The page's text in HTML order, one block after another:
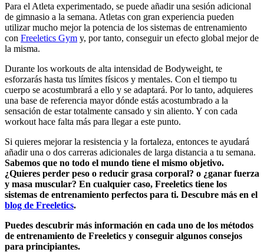
Para el Atleta experimentado, se puede añadir una sesión adicional
de gimnasio a la semana. Atletas con gran experiencia pueden
utilizar mucho mejor la potencia de los sistemas de entrenamiento
con Freeletics Gym y, por tanto, conseguir un efecto global mejor de
la misma.
Durante los workouts de alta intensidad de Bodyweight, te
esforzarás hasta tus límites físicos y mentales. Con el tiempo tu
cuerpo se acostumbrará a ello y se adaptará. Por lo tanto, adquieres
una base de referencia mayor dónde estás acostumbrado a la
sensación de estar totalmente cansado y sin aliento. Y con cada
workout hace falta más para llegar a este punto.
Si quieres mejorar la resistencia y la fortaleza, entonces te ayudará
añadir una o dos carreras adicionales de larga distancia a tu semana.
Sabemos que no todo el mundo tiene el mismo objetivo.
¿Quieres perder peso o reducir grasa corporal? o ¿ganar fuerza
y masa muscular? En cualquier caso, Freeletics tiene los
sistemas de entrenamiento perfectos para ti. Descubre más en el
blog de Freeletics.
Puedes descubrir más información en cada uno de los métodos
de entrenamiento de Freeletics y conseguir algunos consejos
para principiantes.